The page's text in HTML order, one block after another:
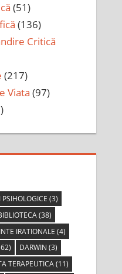
(51)
(136)
Critică
(217)
Viata (97)
(3)
(38)
IRATIONALE (4)
DARWIN (3)
TERAPEUTICA(11)